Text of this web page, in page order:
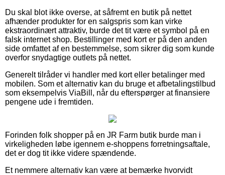
Du skal blot ikke overse, at såfremt en butik på nettet
afhænder produkter for en salgspris som kan virke
ekstraordinært attraktiv, burde det tit være et symbol på en
falsk internet shop. Bestillinger med kort er på den anden
side omfattet af en bestemmelse, som sikrer dig som kunde
overfor snydagtige outlets på nettet.
Generelt tilråder vi handler med kort eller betalinger med
mobilen. Som et alternativ kan du bruge et afbetalingstilbud
som eksempelvis ViaBill, når du efterspørger at finansiere
pengene ude i fremtiden.
Forinden folk shopper på en JR Farm butik burde man i
virkeligheden løbe igennem e-shoppens forretningsaftale,
det er dog tit ikke videre spændende.
Et nemmere alternativ kan være at bemærke hvorvidt